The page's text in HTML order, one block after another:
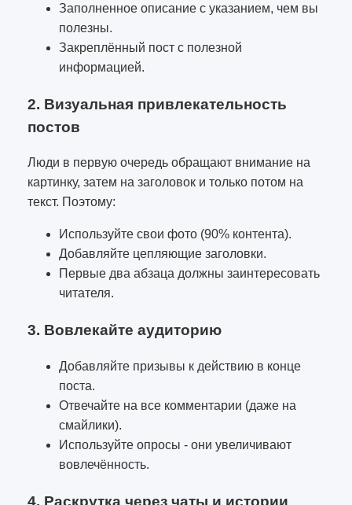
Заполненное описание с указанием, чем вы
полезны.
Закреплённый пост с полезной
информацией.
2. Визуальная привлекательность
постов
Люди в первую очередь обращают внимание на
картинку, затем на заголовок и только потом на
текст. Поэтому:
Используйте свои фото (90% контента).
Добавляйте цепляющие заголовки.
Первые два абзаца должны заинтересовать
читателя.
3. Вовлекайте аудиторию
Добавляйте призывы к действию в конце
поста.
Отвечайте на все комментарии (даже на
смайлики).
Используйте опросы - они увеличивают
вовлечённость.
4. Раскрутка через чаты и истории